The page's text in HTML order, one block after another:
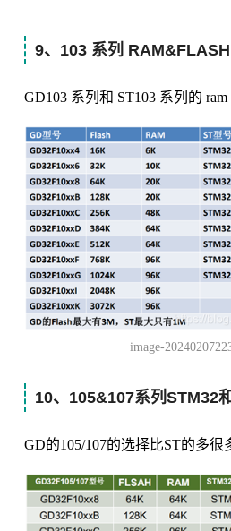
9、103 系列 RAM&FLASH
GD103 系列和 ST103 系列的 ram
image-
10、105&107系列STM32
GD的105/107的选择比ST的多很